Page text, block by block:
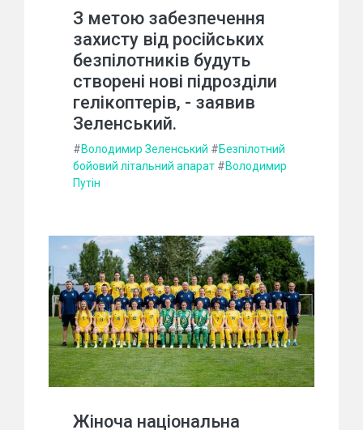
З метою забезпечення
захисту від російських
безпілотників будуть
створені нові підрозділи
гелікоптерів, - заявив
Зеленський.
#Володимир Зеленський #Безпілотний
бойовий літальний апарат #Володимир
Путін
Жіноча національна